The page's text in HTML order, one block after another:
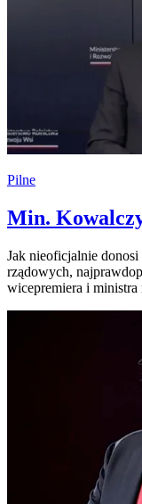
Pilne
Min.
Jak nieoficjalnie donosi
rządowych,
wicepremiera i